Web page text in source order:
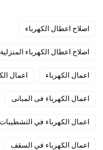
اصلاح اعطال الكهرباء
اصلاح اعطال الكهرباء المنزلية
اعمال الكهرباء اعمال
اعمال الكهرباء فى المبانى
اعمال الكهرباء في التشطيبات
اعمال الكهرباء في السقف